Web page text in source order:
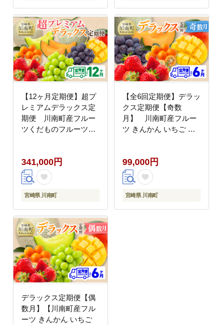
【12ヶ月定期便】超プ
レミアムデラックス定
期便 川南町産フルー
ツくだものフルーツき
完熟マンゴー果物フル
ーツぶどうフルーツピ
オーネフルーツシャイ
ンフルーツマスカット
[B11702t12]
341,000円
宮崎県 川南町
【全6回定期便】デラッ
クス定期便【奇数
月】 川南町産フルー
ツ きんかん いちご フ
果物 フルーツ 赤肉 フ
ルーツ メロン フルーツ
[C11719t6]
99,000円
宮崎県 川南町
デラックス定期便【偶
数月】【川南町産フル
ーツ きんかん いちご